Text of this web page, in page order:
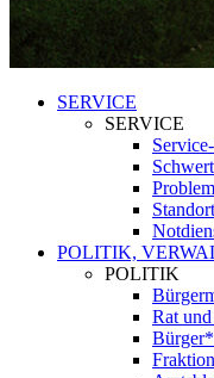
SERVICE
SERVICE
POLITIK,
POLITIK
Rat